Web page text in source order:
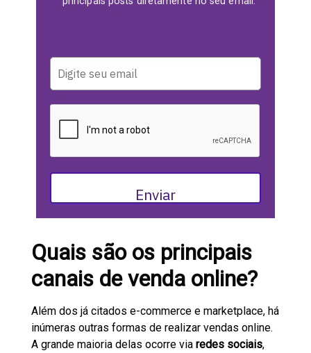
Enviar
Quais são os principais
canais de venda online?
Além dos já citados e-commerce e marketplace, há
inúmeras outras formas de realizar vendas online.
A grande maioria delas ocorre via redes sociais,